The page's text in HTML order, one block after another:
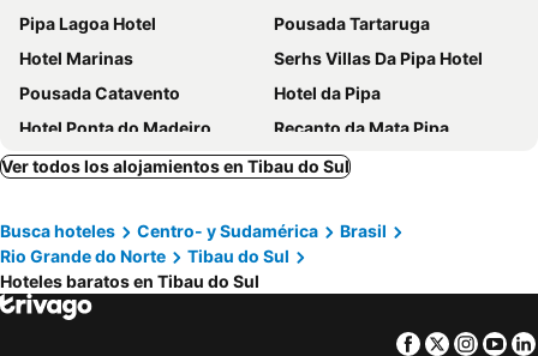
Pipa Lagoa Hotel
Pousada Tartaruga
Hotel Marinas
Serhs Villas Da Pipa Hotel
Pousada Catavento
Hotel da Pipa
Hotel Ponta do Madeiro
Recanto da Mata Pipa
Brasil Tropical Village
Pipa Privilege Suites
Sombra e Água Fresca Floresta
Recanto de Sophie
Pousada Pé na Areia
Pipa Park
Waikiki Boutique
Pipas Ocean by Pipa Centro
Ver todos los alojamientos en Tibau do Sul
Busca hoteles Centro- y Sudamérica
Brasil
Rio Grande do Norte
Tibau do Sul
Hoteles baratos en Tibau do Sul
Facebook
Twitter